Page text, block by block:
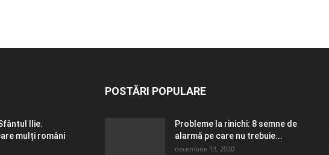
Ilie.
mulți români
POSTĂRI POPULARE
Probleme la rinichi: 8 semne de
alarmă pe care nu trebuie...
decembrie 13, 2020